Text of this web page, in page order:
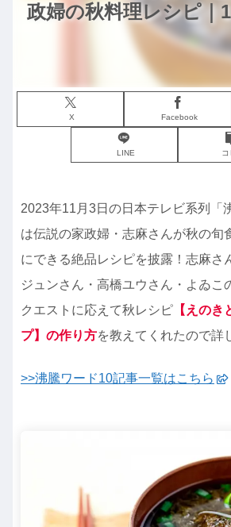
政婦の秋料理レシピ｜
X Facebook
LINE コ
2023年11月3日の日本テレビ系列「
は伝説の家政婦・志麻さんが秋の旬
にできる絶品レシピを披露！志麻さ
ジュンさん・高橋ユウさん・よゐこ
クエストに応えて秋レシピ 【えの
プ】の作り方を教えてくれたので詳
>>沸騰ワード10記事一覧はこちら